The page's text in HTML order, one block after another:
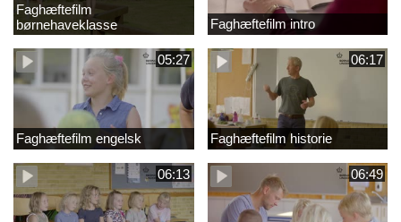
Faghæftefilm
børnehaveklasse
Faghæftefilm intro
05:27
Faghæftefilm engelsk
06:17
Faghæftefilm historie
06:13 06:49